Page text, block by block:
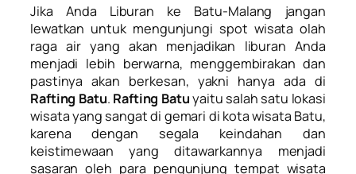
Jika Anda Liburan ke Batu-Malang jangan
lewatkan untuk mengunjungi spot wisata olah
raga air yang akan menjadikan liburan Anda
menjadi lebih berwarna, menggembirakan dan
pastinya akan berkesan, yakni hanya ada di
Rafting Batu. Rafting Batuyaitu salah satu lokasi
wisata yang sangat di gemari di kota wisata Batu,
karena dengan segala keindahan dan
keistimewaan yang ditawarkannya menjadi
sasaran oleh para pengunjung tempat wisata